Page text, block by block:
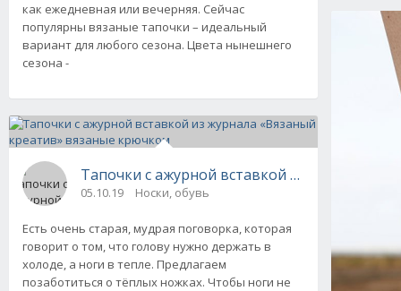
как ежедневная или вечерняя. Сейчас
популярны вязаные тапочки – идеальный
вариант для любого сезона. Цвета нынешнего
сезона -
Тапочки с ажурной вставкой из журнала
05.10.19 Носки, обувь
Есть очень старая, мудрая поговорка, которая
говорит о том, что голову нужно держать в
холоде, а ноги в тепле. Предлагаем
позаботиться о тёплых ножках. Чтобы ноги не